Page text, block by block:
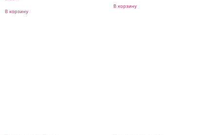
В корзину
В корзину